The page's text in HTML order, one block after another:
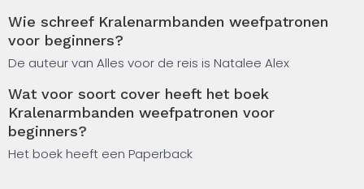
en geometrische stijl. Elk project helpt je stap voor stap
om je eigen unieke kralenarmband te maken. Dit boek is
perfect voor creatieve hobbyisten, sieradenmakers,
handgemaakte accessoires.
In dit boek vind je: 24 kralenarmband patronen duidelijke
stap-voor-stap instructies ontwerpen voor beginners
Wie schreef Kralenarmbanden weefpatronen
voor beginners?
De auteur van Alles voor de reis is Natalee Alex
Wat voor soort cover heeft het boek
Kralenarmbanden weefpatronen voor
beginners?
Het boek heeft een Paperback